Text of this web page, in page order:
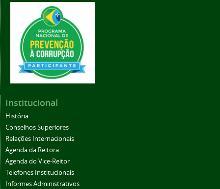
Institucional
História
Conselhos Superiores
Relações Internacionais
Agenda da Reitora
Agenda do Vice-Reitor
Telefones Institucionais
Informes Administrativos